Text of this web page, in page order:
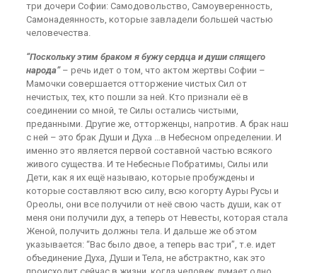
три дочери Софии: Самодовольство, Самоуверенность,
Самонадеянность, которые завладели большей частью
человечества.
“Поскольку этим браком я бужу сердца и души спящего
народа”– речь идет о том, что актом жертвы Софии –
Мамочки совершается отторжение чистых Сил от
нечистых, тех, кто пошли за ней. Кто признали её в
соединении со мной, те Силы остались чистыми,
преданными. Другие же, отторженцы, напротив. А брак наш
с ней – это брак Души и Духа …в Небесном определении. И
именно это является первой составной частью всякого
живого существа. И те Небесные Побратимы, Силы или
Дети, как я их ещё называю, которые пробуждены и
которые составляют всю силу, всю когорту Ауры Русы и
Ореолы, они все получили от неё свою часть души, как от
меня они получили дух, а теперь от Невесты, которая стала
Женой, получить должны тела. И дальше же об этом
указывается: “Вас было двое, а теперь вас три”, т.е. идет
объединение Духа, Души и Тела, не абстрактно, как это